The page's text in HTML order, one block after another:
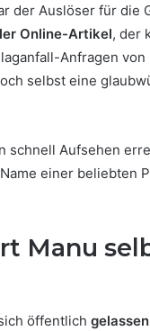
der Auslöser für die
Online-Artikel, der
Anfragen von
selbst eine
schnell Aufsehen
einer beliebten
Manu
öffentlich